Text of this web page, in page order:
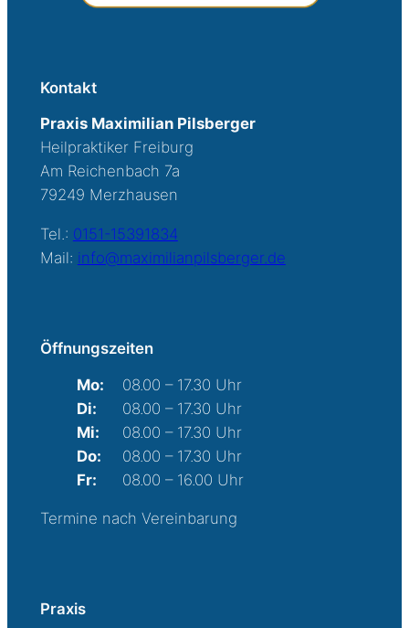
Kontakt
Praxis Maximilian Pilsberger
Heilpraktiker Freiburg
Am Reichenbach 7a
79249 Merzhausen
Tel.: 0151-15391834
Mail: info@maximilianpilsberger.de
Öffnungszeiten
Mo:
08.00 – 17.30 Uhr
Di:
08.00 – 17.30 Uhr
Mi:
08.00 – 17.30 Uhr
Do:
08.00 – 17.30 Uhr
Fr:
08.00 – 16.00 Uhr
Termine nach Vereinbarung
Praxis